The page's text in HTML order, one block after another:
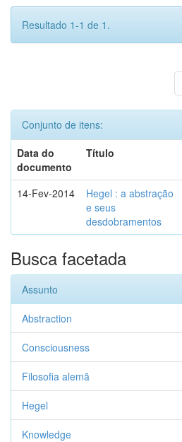
Resultado 1-1 de 1.
Conjunto de itens:
Data do
documento
Título
14-Fev-2014
Hegel : a abstração
e seus
desdobramentos
Busca facetada
Assunto
Abstraction
Consciousness
Filosofia alemã
Hegel
Knowledge